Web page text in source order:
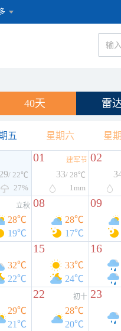
40天 雷
五 星期六 星
29/ 22℃
27%
01 建军节
33/ 28℃
1mm
02
立秋
28℃
19℃
08
28℃
17℃
09
32℃
22℃
15
33℃
24℃
16
29℃
21℃
22 初十
28℃
20℃
23